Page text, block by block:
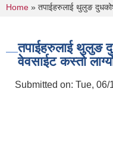
You are here
Home » तपाईहरुलाई थुलुङ
तपाईहरुलाई थुलुङ
वेवसाईट कस्तो
Submitted on: Tue, 06/